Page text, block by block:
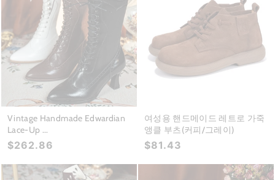
Vintage Handmade Edwardian
Lace-Up ...
$262.86
여성용 핸드메이드 레트로 가죽
앵클 부츠(커피/그레이)
$81.43